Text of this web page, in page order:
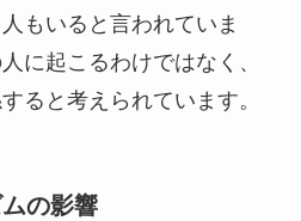
もいると言われていま
に起こるわけではなく、
ると考えられています。
の影響